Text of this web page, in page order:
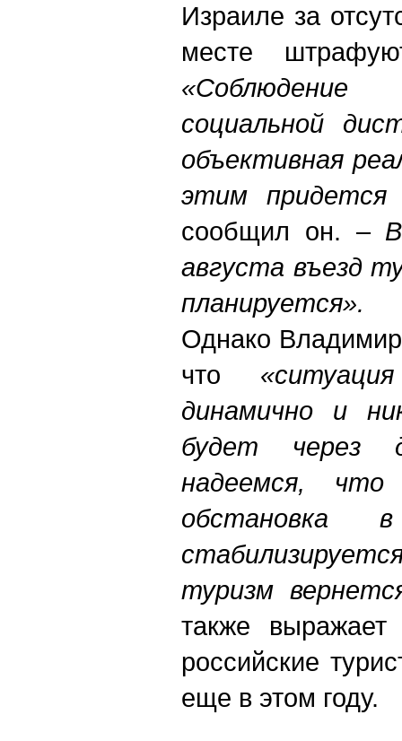
Израиле за
месте
«Соблюдение
социальной
объективная
этим
сообщил он. –
августа въезд
планируется».
Однако
что
динамично и
будет через
надеемся, что
обстановка
туризм
также
российские
еще в этом году.